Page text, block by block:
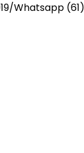
/Whatsapp